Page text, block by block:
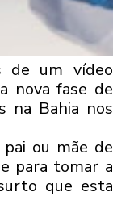
de um vídeo
nova fase de
na Bahia nos
ou mãe de
para tomar a
que esta